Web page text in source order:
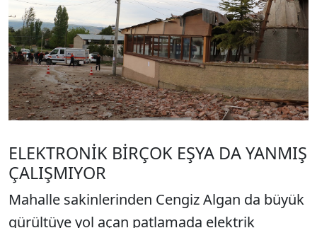
ELEKTRONİK BİRÇOK EŞYA DA YANMIŞ
ÇALIŞMIYOR
Mahalle sakinlerinden Cengiz Algan da büyük
gürültüye yol açan patlamada elektrik